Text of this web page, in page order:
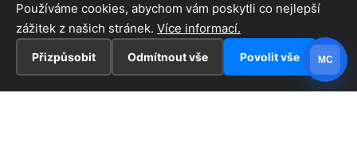
Používáme cookies, abychom vám poskytli co nejlepší
zážitek z našich stránek. Více informací.
Přizpůsobit Odmítnout vše Povolit vše MC